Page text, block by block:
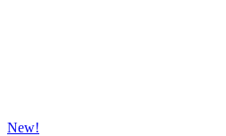
New!